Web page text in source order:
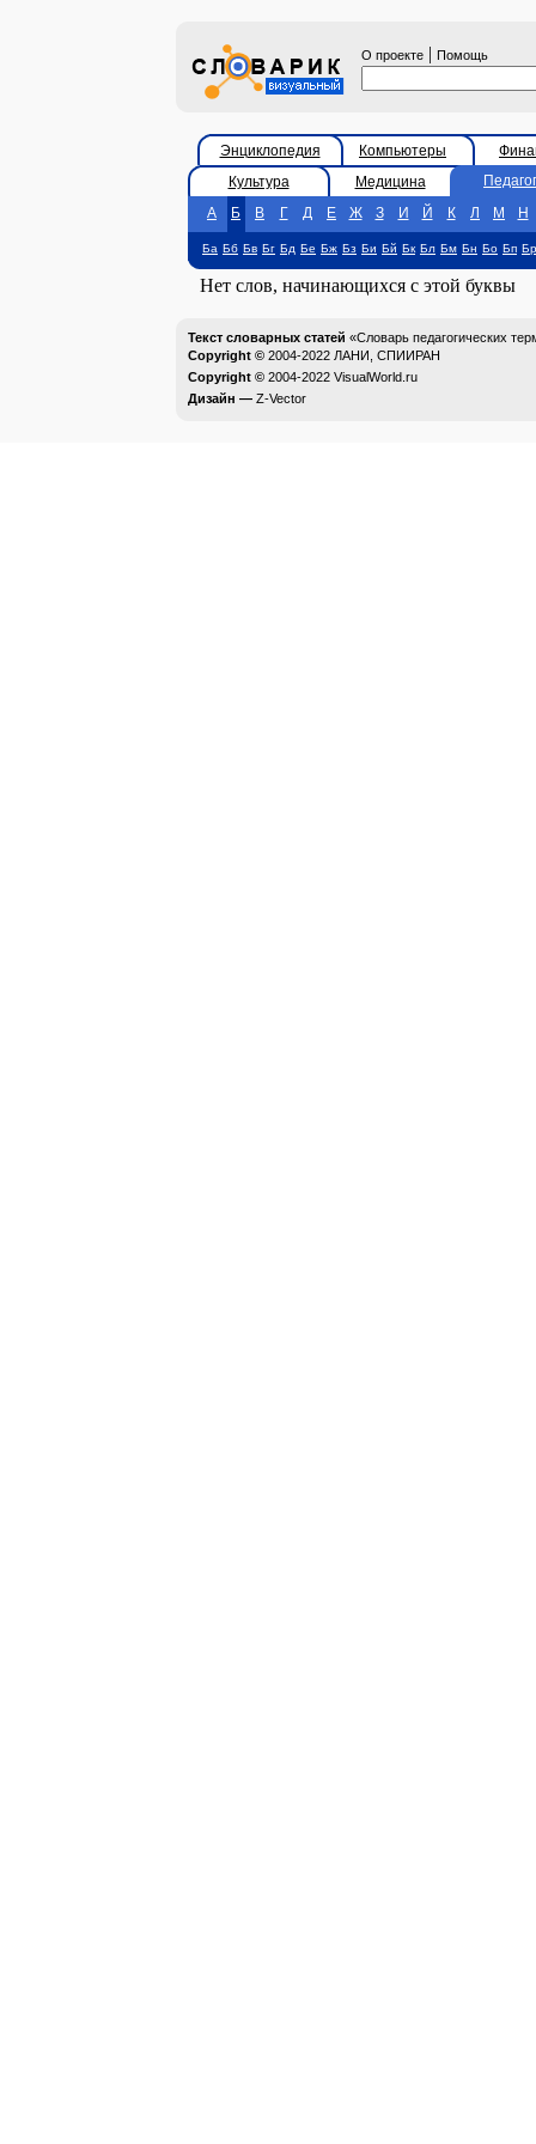
О проекте | Помощь
Энциклопедия Компьютеры
Культура
Медицина
А
Б В Г Д Е Ж З И Й К Л М Н
Ба Бб Бв Бг Бд Бе Бж Бз Би Бй Бк Бл Бм Бн Бо Бп Бр
Нет слов, начинающихся с этой буквы
Текст словарных статей «Словарь педагогических
Copyright © 2004-2022 ЛАНИ, СПИИРАН
Copyright © 2004-2022 VisualWorld.ru
Дизайн — Z-Vector